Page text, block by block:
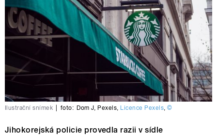
Ilustrační snímek foto: Dom J ,Pexels Licence Pexels ©
Jihokorejská policie provedla razii v sídle